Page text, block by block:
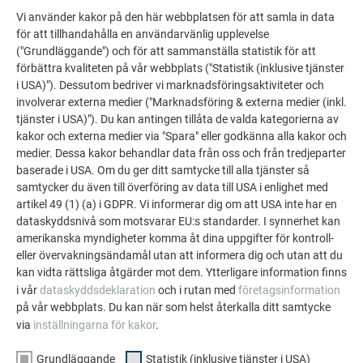
robert.hellstromer@prefa.com
Stockholm
Stockholm, Södermanland, Västmanland,
Uppsala, Dalarna, Gävleborg
NORR
Jämtland, Västernorrland, Västerbotten, Norrbotten
CAROLINE SMEDS
+46 10 498 66 67
Bli uppringd
+46 10 498 66 65
Bli uppringd
lars.embretsen@prefa.com
Stockholm & NORR
Marketing / Sales Support
Bli uppringd
cecilia.moreno@prefa.com
CFO Head of Finance & HR Sweden
Ditt hus i PREFA stil
Beställ ett kostnadsfritt fotomontage och se hur ditt hus
skulle se ut med ett PREFA-tak eller fasad.
TILL FOTOSERVICE
Vi använder kakor på den här webbplatsen för att samla in data
för att tillhandahålla en användarvänlig upplevelse
("Grundläggande") och för att sammanställa statistik för att
förbättra kvaliteten på vår webbplats ("Statistik (inklusive tjänster
i USA)"). Dessutom bedriver vi marknadsföringsaktiviteter och
involverar externa medier ("Marknadsföring & externa medier (inkl.
tjänster i USA)"). Du kan antingen tillåta de valda kategorierna av
kakor och externa medier via "Spara" eller godkänna alla kakor och
medier. Dessa kakor behandlar data från oss och från tredjeparter
baserade i USA. Om du ger ditt samtycke till alla tjänster så
samtycker du även till överföring av data till USA i enlighet med
artikel 49 (1) (a) i GDPR. Vi informerar dig om att USA inte har en
dataskyddsnivå som motsvarar EU:s standarder. I synnerhet kan
amerikanska myndigheter komma åt dina uppgifter för kontroll-
eller övervakningsändamål utan att informera dig och utan att du
kan vidta rättsliga åtgärder mot dem. Ytterligare information finns
i vårdataskyddsdeklaration och i rutan med företagsinformation
på vår webbplats. Du kan när som helst återkalla ditt samtycke
via inställningarna för kakor.
Grundläggande Statistik (inklusive tjänster i USA)